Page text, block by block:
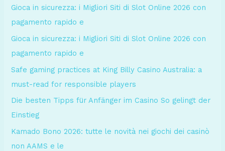
Gioca in sicurezza: i Migliori Siti di Slot Online 2026 con
pagamento rapido e
Gioca in sicurezza: i Migliori Siti di Slot Online 2026 con
pagamento rapido e
Safe gaming practices at King Billy Casino Australia: a
must-read for responsible players
Die besten Tipps für Anfänger im Casino So gelingt der
Einstieg
Kamado Bono 2026: tutte le novità nei giochi dei casinò
non AAMS e le